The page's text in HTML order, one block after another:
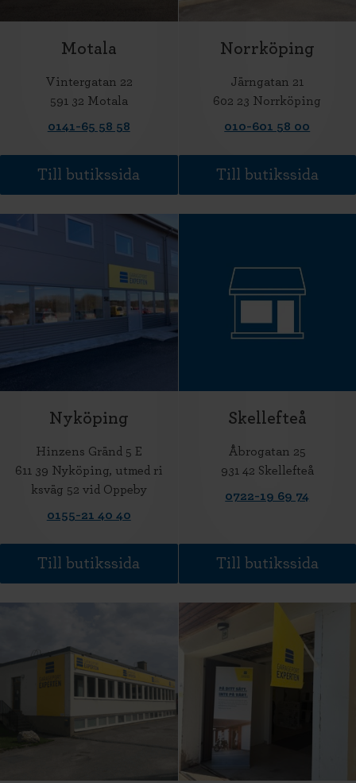
Motala
Vintergatan 22
591 32 Motala
0141-65 58 58
Till butikssida
Norrköping
Järngatan 21
602 23 Norrköping
010-601 58 00
Till butikssida
Nyköping
Hinzens Gränd 5 E
611 39 Nyköping, utmed ri
ksväg 52 vid Oppeby
0155-21 40 40
Till butikssida
Skellefteå
Åbrogatan 25
931 42 Skellefteå
0722-19 69 74
Till butikssida